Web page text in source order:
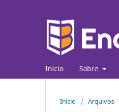
Início Sobre
Início / Arquivos